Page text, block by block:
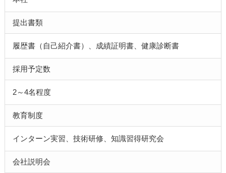
提出書類
履歴書（自己紹介書）、成績証明書、健康診断書
採用予定数
2～4名程度
教育制度
インターン実習、技術研修、知識習得研究会
会社説明会